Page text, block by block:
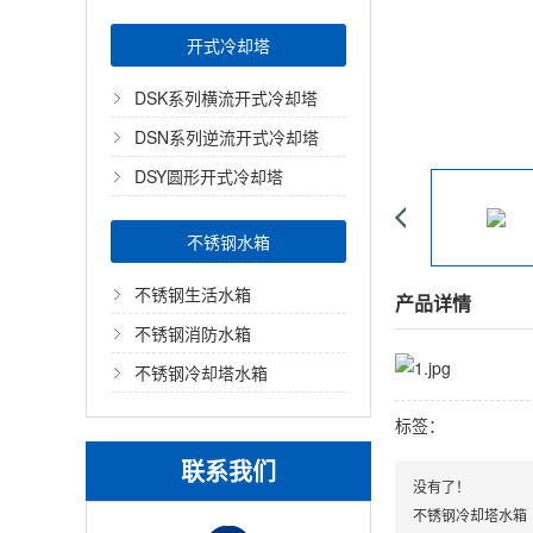
开式冷却塔
DSK系列横流开式冷却塔
DSN系列逆流开式冷却塔
DSY圆形开式冷却塔
不锈钢水箱
不锈钢生活水箱
不锈钢消防水箱
不锈钢冷却塔水箱
联系我们
产品详情
标签：
没有了！
不锈钢冷却塔水箱